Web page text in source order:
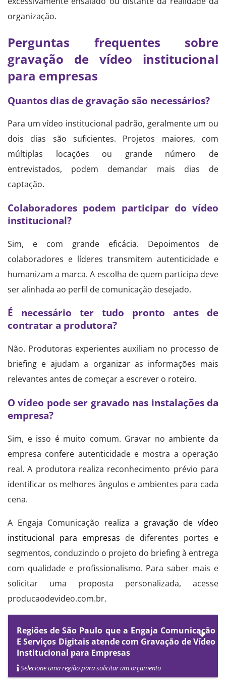
organização.
Perguntas frequentes sobre
gravação de vídeo institucional
para empresas
Quantos dias de gravação são necessários?
Para um vídeo institucional padrão, geralmente um ou
dois dias são suficientes. Projetos maiores, com
múltiplas locações ou grande número de
entrevistados, podem demandar mais dias de
captação.
Colaboradores podem participar do vídeo
institucional?
Sim, e com grande eficácia. Depoimentos de
colaboradores e líderes transmitem autenticidade e
humanizam a marca. A escolha de quem participa deve
ser alinhada ao perfil de comunicação desejado.
É necessário ter tudo pronto antes de
contratar a produtora?
Não. Produtoras experientes auxiliam no processo de
briefing e ajudam a organizar as informações mais
relevantes antes de começar a escrever o roteiro.
O vídeo pode ser gravado nas instalações da
empresa?
Sim, e isso é muito comum. Gravar no ambiente da
empresa confere autenticidade e mostra a operação
real. A produtora realiza reconhecimento prévio para
identificar os melhores ângulos e ambientes para cada
cena.
A Engaja Comunicação realiza a gravação de vídeo
institucional para empresas de diferentes portes e
segmentos, conduzindo o projeto do briefing à entrega
com qualidade e profissionalismo. Para saber mais e
solicitar uma proposta personalizada, acesse
producaodevideo.com.br.
Regiões de São Paulo que a Engaja Comunicação
E Serviços Digitais atende com Gravação de Vídeo
Institucional para Empresas
Selecione uma região para solicitar um orçamento